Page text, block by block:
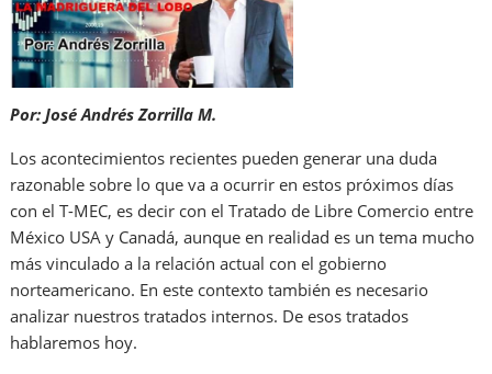
Por: José Andrés Zorrilla M.
Los acontecimientos recientes pueden generar una duda
razonable sobre lo que va a ocurrir en estos próximos días
con el T-MEC, es decir con el Tratado de Libre Comercio entre
México USA y Canadá, aunque en realidad es un tema mucho
más vinculado a la relación actual con el gobierno
norteamericano. En este contexto también es necesario
analizar nuestros tratados internos. De esos tratados
hablaremos hoy.